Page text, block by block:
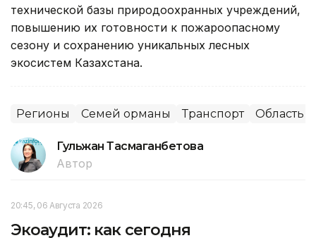
технической базы природоохранных учреждений,
повышению их готовности к пожароопасному
сезону и сохранению уникальных лесных
экосистем Казахстана.
Регионы Семей орманы Транспорт Область
Гульжан Тасмаганбетова
Автор
20:45, 06 Августа 2026
Экоаудит: как сегодня